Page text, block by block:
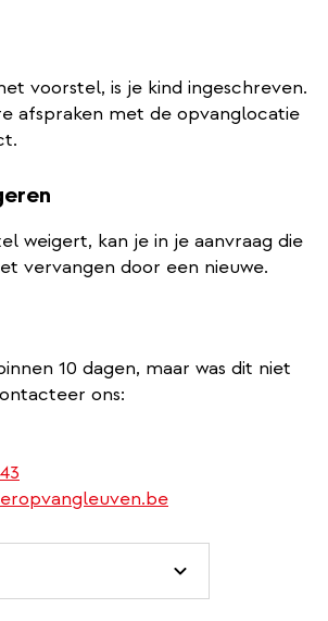
voorstel, is je kind ingeschreven.
afspraken met de opvanglocatie
weigert, kan je in je aanvraag die
vervangen door een nieuwe.
10 dagen, maar was dit niet
ons: